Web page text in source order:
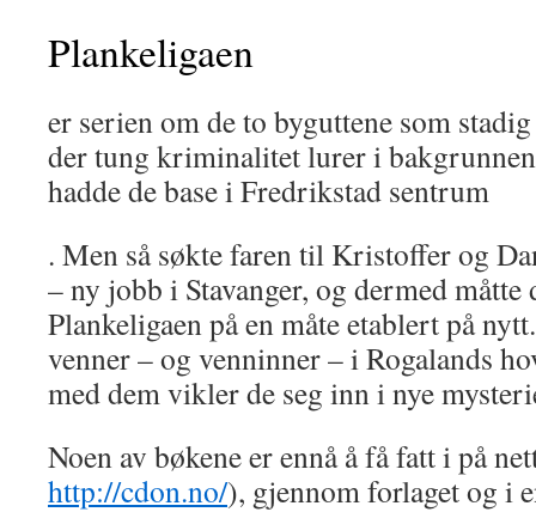
Plankeligaen
er serien om de to byguttene som
der tung kriminalitet lurer i
hadde de base i Fredrikstad sentrum
. Men så søkte faren til Kristoffer og
– ny jobb i Stavanger, og dermed
Plankeligaen på en måte etablert på
venner – og venninner – i Rogalands
med dem vikler de seg inn i nye
Noen av bøkene er ennå å få fatt i på
http://cdon.no/), gjennom forlaget og i